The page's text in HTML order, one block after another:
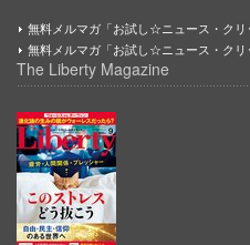
無料メルマガ「お試し☆ニュース・クリ
無料メルマガ「お試し☆ニュース・クリ
The Liberty Magazine